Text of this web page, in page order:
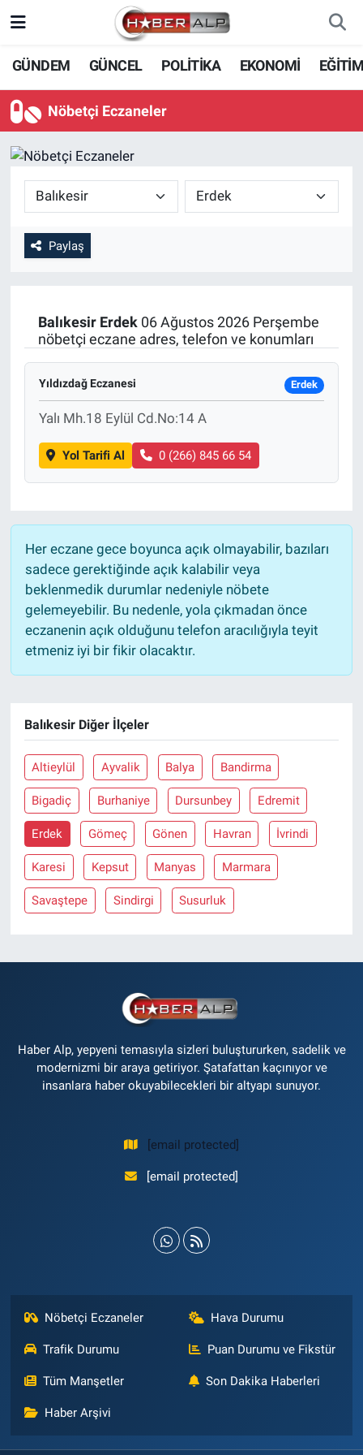
GÜNDEM GÜNCEL POLİTİKA EKONOMİ
Nöbetçi Eczaneler
Paylaş
Balıkesir Erdek06 Ağustos 2026 Perşembe
nöbetçi eczane adres, telefon ve konumları
Yıldızdağ Eczanesi Erdek
Yalı Mh.18 Eylül Cd.No:14 A
Yol Tarifi Al 0 (266) 845 66 54
Her eczane gece boyunca açık olmayabilir, bazıları
sadece gerektiğinde açık kalabilir veya
beklenmedik durumlar nedeniyle nöbete
gelemeyebilir. Bu nedenle, yola çıkmadan önce
eczanenin açık olduğunu telefon aracılığıyla teyit
etmeniz iyi bir fikir olacaktır.
Balıkesir Diğer İlçeler
Altieylül Ayvalik Balya Bandirma
Bigadiç Burhaniye Dursunbey Edremit
Erdek Gömeç Gönen Havran İvrindi
Karesi Kepsut Manyas Marmara
Savaştepe Sindirgi Susurluk
Haber Alp, yepyeni temasıyla sizleri buluştururken, sadelik ve
modernizmi bir araya getiriyor. Şatafattan kaçınıyor ve
insanlara haber okuyabilecekleri bir altyapı sunuyor.
[email protected]
[email protected]
Nöbetçi Eczaneler Hava Durumu
Trafik Durumu Puan Durumu ve Fikstür
Tüm Manşetler Son Dakika Haberleri
Haber Arşivi
Nöbetçi Eczaneler
Hava Durumu
Süper Lig Puan Durumu ve Fikstür